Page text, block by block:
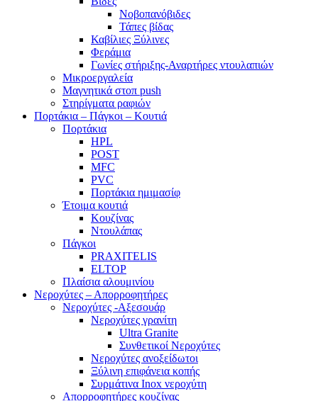
Νοβοπανόβιδες
Τάπες βίδας
Καβίλιες Ξύλινες
Φεράμια
Γωνίες στήριξης-Αναρτήρες ντουλαπιών
Μικροεργαλεία
Μαγνητικά στοπ push
Στηρίγματα ραφιών
Πορτάκια – Πάγκοι – Κουτιά
Πορτάκια
HPL
POST
MFC
PVC
Πορτάκια ημιμασίφ
Έτοιμα κουτιά
Κουζίνας
Ντουλάπας
Πάγκοι
PRAXITELIS
ELTOP
Πλαίσια αλουμινίου
Νεροχύτες – Απορροφητήρες
Νεροχύτες -Αξεσουάρ
Νεροχύτες γρανίτη
Ultra Granite
Συνθετικοί Νεροχύτες
Νεροχύτες ανοξείδωτοι
Ξύλινη επιφάνεια κοπής
Συρμάτινα Inox νεροχύτη
Απορροφητήρες κουζίνας